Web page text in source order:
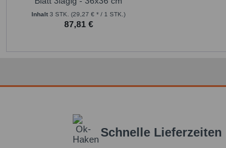
Inhalt 3 STK. (29,27 € * / 1 STK.)
87,81 €
Schnelle Lieferzeiten